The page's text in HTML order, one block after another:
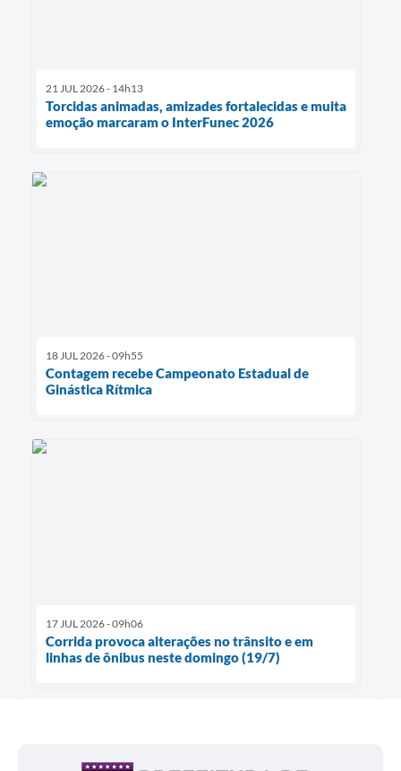
21 JUL 2026 - 14h13
Torcidas animadas, amizades fortalecidas e muita
emoção marcaram o InterFunec 2026
18 JUL 2026 - 09h55
Contagem recebe Campeonato Estadual de
Ginástica Rítmica
17 JUL 2026 - 09h06
Corrida provoca alterações no trânsito e em
linhas de ônibus neste domingo (19/7)